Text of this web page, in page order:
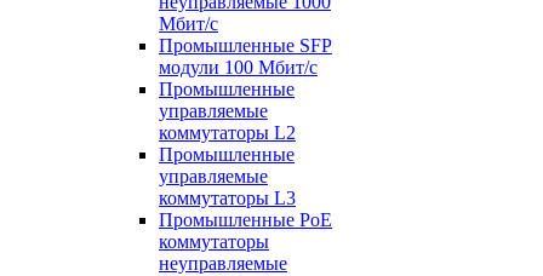
Мбит/с
Промышленные SFP
модули 100 Мбит/c
Промышленные
управляемые
коммутаторы L2
Промышленные
управляемые
коммутаторы L3
Промышленные PoE
коммутаторы
неуправляемые